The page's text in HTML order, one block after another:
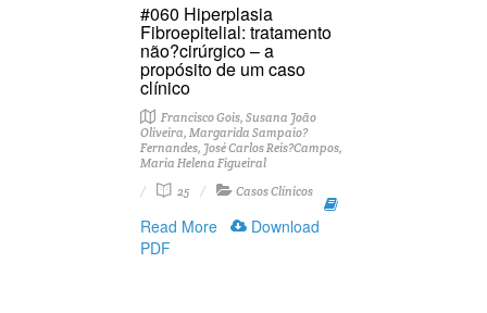
#060 Hiperplasia
Fibroepitelial: tratamento
não?cirúrgico – a
propósito de um caso
clínico
Francisco Gois, Susana João
Oliveira, Margarida Sampaio?
Fernandes, José Carlos Reis?Campos,
Maria Helena Figueiral
25
Casos Clínicos
Read More
Download
PDF